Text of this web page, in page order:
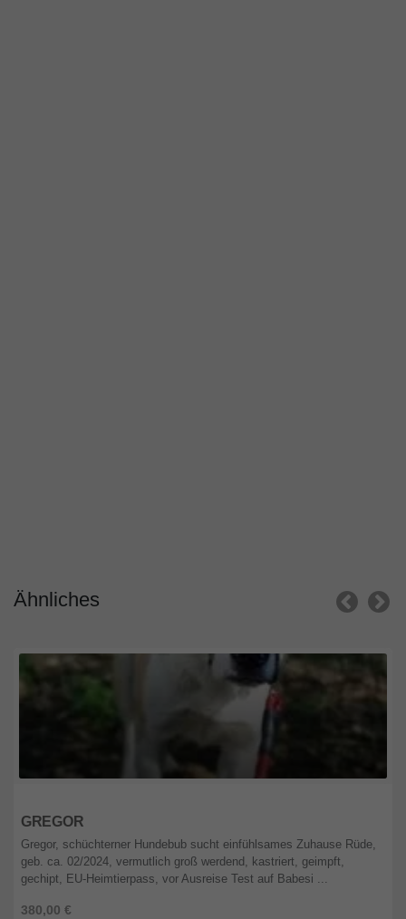
Ähnliches
GREGOR
380,00 €
Gregor, schüchterner Hundebub sucht einfühlsames Zuhause Rüde,
geb. ca. 02/2024, vermutlich groß werdend, kastriert, geimpft,
gechipt, EU-Heimtierpass, vor Ausreise Test auf Babesi ...